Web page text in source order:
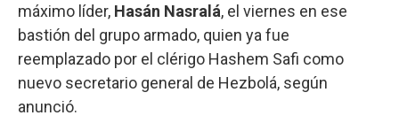
máximo líder, Hasán Nasralá, el viernes en ese
bastión del grupo armado, quien ya fue
reemplazado por el clérigo Hashem Safi como
nuevo secretario general de Hezbolá, según
anunció.